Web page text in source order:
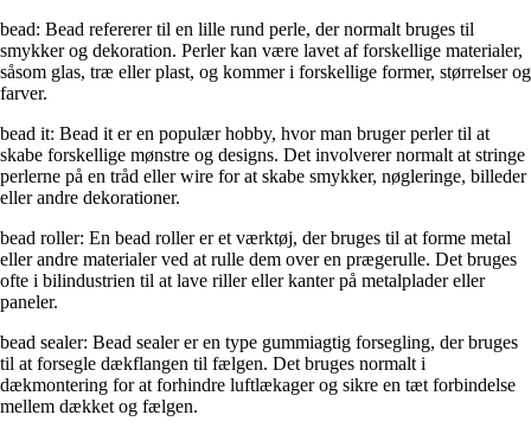
bead: Bead refererer til en lille rund perle, der normalt bruges til
smykker og dekoration. Perler kan være lavet af forskellige materialer,
såsom glas, træ eller plast, og kommer i forskellige former, størrelser og
farver.
bead it: Bead it er en populær hobby, hvor man bruger perler til at
skabe forskellige mønstre og designs. Det involverer normalt at stringe
perlerne på en tråd eller wire for at skabe smykker, nøgleringe, billeder
eller andre dekorationer.
bead roller: En bead roller er et værktøj, der bruges til at forme metal
eller andre materialer ved at rulle dem over en prægerulle. Det bruges
ofte i bilindustrien til at lave riller eller kanter på metalplader eller
paneler.
bead sealer: Bead sealer er en type gummiagtig forsegling, der bruges
til at forsegle dækflangen til fælgen. Det bruges normalt i
dækmontering for at forhindre luftlækager og sikre en tæt forbindelse
mellem dækket og fælgen.